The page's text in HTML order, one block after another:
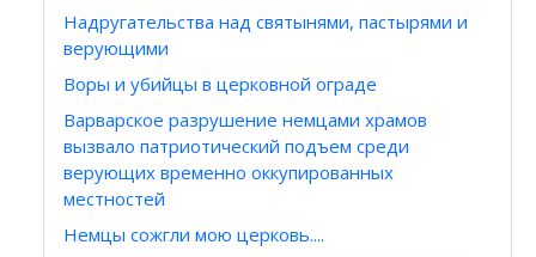
Надругательства над святынями, пастырями и
верующими
Воры и убийцы в церковной ограде
Варварское разрушение немцами храмов
вызвало патриотический подъем среди
верующих временно оккупированных
местностей
Немцы сожгли мою церковь....